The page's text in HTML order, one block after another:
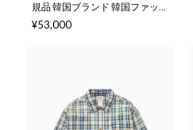
規品 韓国ブランド 韓国ファッ
ション 韓国代行 カーキス 日本
¥53,000